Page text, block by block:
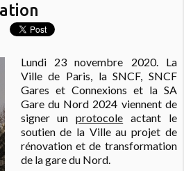
Lundi 23 novembre 2020. La
Ville de Paris, la SNCF, SNCF
Gares et Connexions et la SA
Gare du Nord 2024 viennent de
signer unprotocole actant le
soutien de la Ville au projet de
rénovation et de transformation
de la gare du Nord.